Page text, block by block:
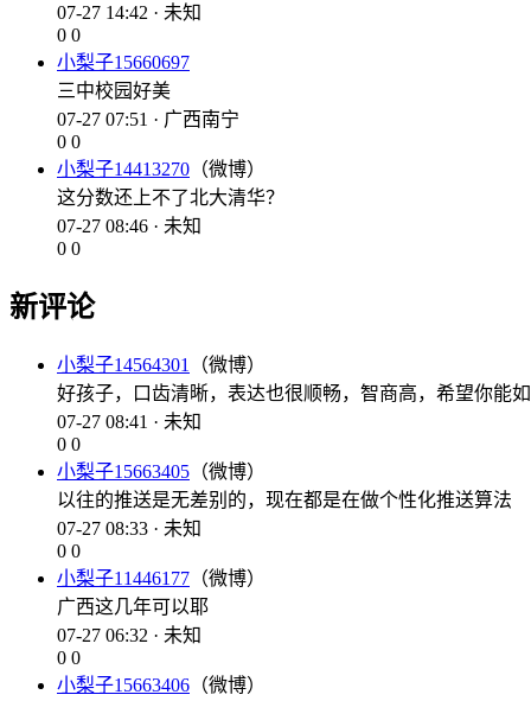
07-27 14:42 · 未知
0 0
小梨子15660697
三中校园好美
07-27 07:51 · 广西南宁
0 0
小梨子14413270 （微博）
这分数还上不了北大清华？
07-27 08:46 · 未知
0 0
新评论
小梨子14564301
（微博）
好孩子，口齿清晰，表达也很顺畅，智商高，希望你能
07-27 08:41 · 未知
0 0
小梨子15663405 （微博）
以往的推送是无差别的，现在都是在做个性化推送算法
07-27 08:33 · 未知
0 0
小梨子11446177 （微博）
广西这几年可以耶
07-27 06:32 · 未知
0 0
小梨子15663406 （微博）